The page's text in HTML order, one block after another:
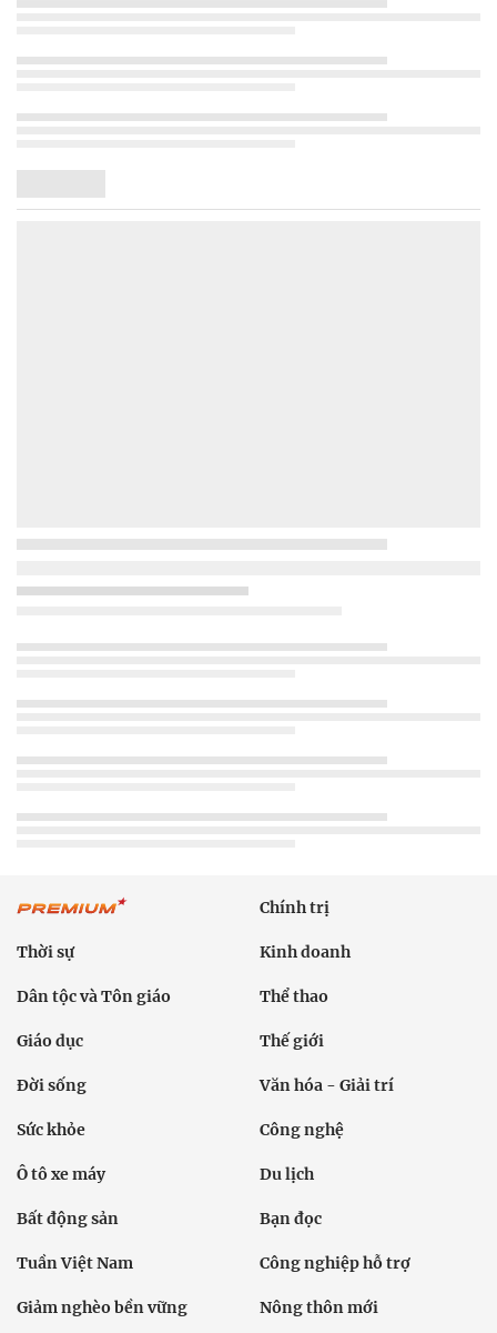
Chính trị
Thời sự Kinh doanh
Dân tộc và Tôn giáo Thể thao
Giáo dục Thế giới
Đời sống Văn hóa - Giải trí
Sức khỏe Công nghệ
Ô tô xe máy Du lịch
Bất động sản Bạn đọc
Tuần Việt Nam Công nghiệp hỗ trợ
Giảm nghèo bền vững Nông thôn mới